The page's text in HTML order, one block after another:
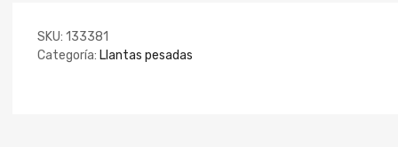
SKU: 133381
Categoría: Llantas pesadas